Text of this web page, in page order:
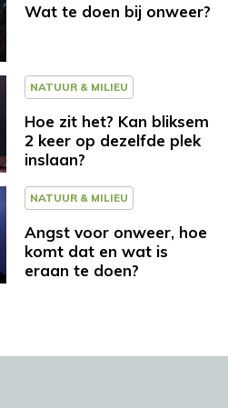
Wat te doen bij onweer?
NATUUR & MILIEU
Hoe zit het? Kan bliksem
2 keer op dezelfde plek
inslaan?
NATUUR & MILIEU
Angst voor onweer, hoe
komt dat en wat is
eraan te doen?